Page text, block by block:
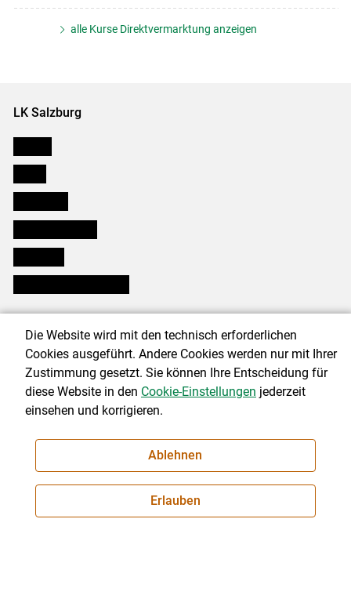
alle Kurse Direktvermarktung anzeigen
LK Salzburg
© 2026 sbg.lko.at
Landwirtschaftskammer Salzburg
Schwarzstraße 19, 5020 Salzburg
Telefon: +43 (0) 50 2595-0
Die Website wird mit den technisch erforderlichen
Cookies ausgeführt. Andere Cookies werden nur mit Ihrer
Zustimmung gesetzt. Sie können Ihre Entscheidung für
diese Website in den Cookie-Einstellungen jederzeit
einsehen und korrigieren.
Ablehnen
Erlauben